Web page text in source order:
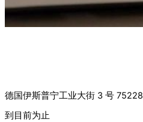
德国伊斯普宁工业大街 3 号 75228
到目前为止